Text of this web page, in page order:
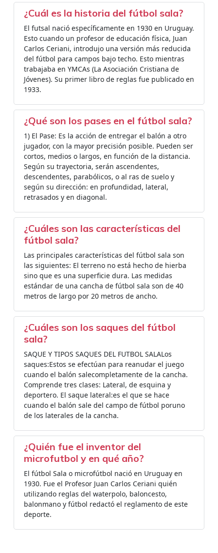
¿Cuál es la historia del fútbol sala?
El futsal nació específicamente en 1930 en Uruguay.
Esto cuando un profesor de educación física, Juan
Carlos Ceriani, introdujo una versión más reducida
del fútbol para campos bajo techo. Esto mientras
trabajaba en YMCAs (La Asociación Cristiana de
Jóvenes). Su primer libro de reglas fue publicado en
1933.
¿Qué son los pases en el fútbol sala?
1) El Pase: Es la acción de entregar el balón a otro
jugador, con la mayor precisión posible. Pueden ser
cortos, medios o largos, en función de la distancia.
Según su trayectoria, serán ascendentes,
descendentes, parabólicos, o al ras de suelo y
según su dirección: en profundidad, lateral,
retrasados y en diagonal.
¿Cuáles son las características del
fútbol sala?
Las principales características del fútbol sala son
las siguientes: El terreno no está hecho de hierba
sino que es una superficie dura. Las medidas
estándar de una cancha de fútbol sala son de 40
metros de largo por 20 metros de ancho.
¿Cuáles son los saques del fútbol
sala?
SAQUE Y TIPOS SAQUES DEL FUTBOL SALALos
saques:Estos se efectúan para reanudar el juego
cuando el balón salecompletamente de la cancha.
Comprende tres clases: Lateral, de esquina y
deportero. El saque lateral:es el que se hace
cuando el balón sale del campo de fútbol poruno
de los laterales de la cancha.
¿Quién fue el inventor del
microfutbol y en qué año?
El fútbol Sala o microfútbol nació en Uruguay en
1930. Fue el Profesor Juan Carlos Ceriani quién
utilizando reglas del waterpolo, baloncesto,
balonmano y fútbol redactó el reglamento de este
deporte.